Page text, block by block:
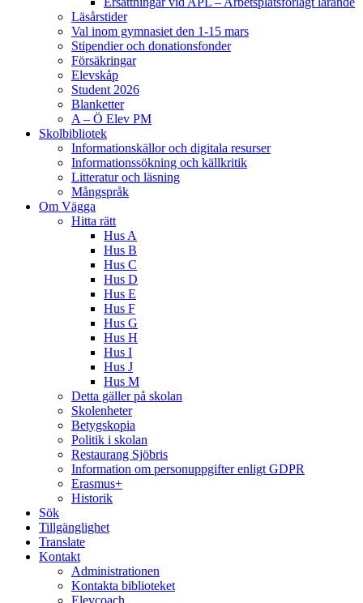
Läsårstider
Val inom gymnasiet den 1-15 mars
Stipendier och donationsfonder
Försäkringar
Elevskåp
Student 2026
Blanketter
A – Ö Elev PM
Skolbibliotek
Informationskällor och digitala resurser
Informationssökning och källkritik
Litteratur och läsning
Mångspråk
Om Vägga
Hitta rätt
Hus A
Hus B
Hus C
Hus D
Hus E
Hus F
Hus G
Hus H
Hus I
Hus J
Hus M
Detta gäller på skolan
Skolenheter
Betygskopia
Politik i skolan
Restaurang Sjöbris
Information om personuppgifter enligt GDPR
Erasmus+
Historik
Sök
Tillgänglighet
Translate
Kontakt
Administrationen
Kontakta biblioteket